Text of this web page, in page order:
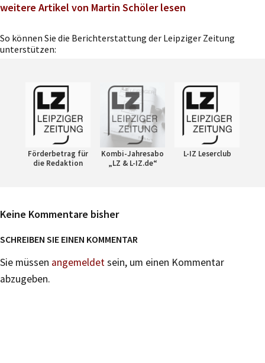
weitere Artikel von Martin Schöler lesen
So können Sie die Berichterstattung der Leipziger Zeitung
unterstützen:
Förderbetrag für
die Redaktion
Kombi-Jahresabo
„LZ & L-IZ.de“
L-IZ Leserclub
Keine Kommentare bisher
SCHREIBEN SIE EINEN KOMMENTAR
Sie müssen angemeldetsein, um einen Kommentar
abzugeben.